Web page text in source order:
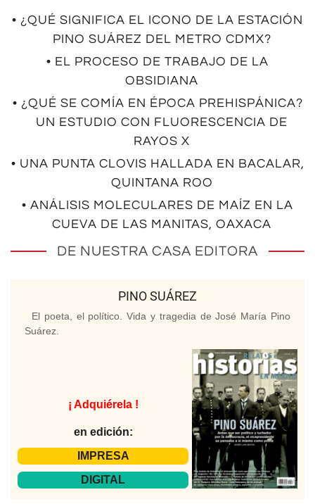
• ¿QUÉ SIGNIFICA EL ICONO DE LA ESTACIÓN
PINO SUÁREZ DEL METRO CDMX?
• EL PROCESO DE TRABAJO DE LA
OBSIDIANA
• ¿QUÉ SE COMÍA EN ÉPOCA PREHISPÁNICA?
UN ESTUDIO CON FLUORESCENCIA DE
RAYOS X
• UNA PUNTA CLOVIS HALLADA EN BACALAR,
QUINTANA ROO
• ANÁLISIS MOLECULARES DE MAÍZ EN LA
CUEVA DE LAS MANITAS, OAXACA
DE NUESTRA CASA EDITORA
PINO SUÁREZ
El poeta, el político. Vida y tragedia de José María Pino
Suárez.
¡ Adquiérela !
en edición:
IMPRESA
DIGITAL